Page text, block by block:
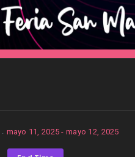
mayo 11, 2025 - mayo 12, 2025